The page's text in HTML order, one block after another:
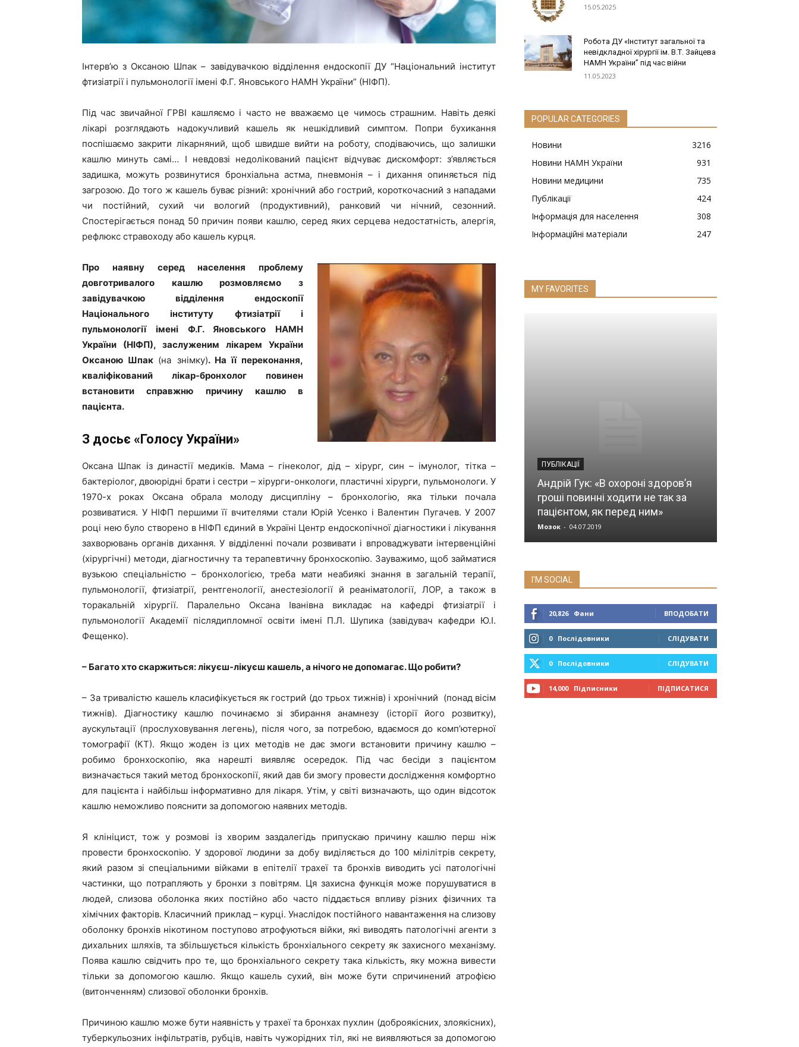
Інтерв’ю з Оксаною Шпак – завідувачкою відділення ендоскопії ДУ “Національний інститут
фтизіатрії і пульмонології імені Ф.Г. Яновського НАМН України” (НІФП).
Під час звичайної ГРВІ кашляємо і часто не вважаємо це чимось страшним. Навіть деякі
лікарі розглядають надокучливий кашель як нешкідливий симптом. Попри бухикання
поспішаємо закрити лікарняний, щоб швидше вийти на роботу, сподіваючись, що залишки
кашлю минуть самі… І невдовзі недолікований пацієнт відчуває дискомфорт: з’являється
задишка, можуть розвинутися бронхіальна астма, пневмонія – і дихання опиняється під
загрозою. До того ж кашель буває різний: хронічний або гострий, короткочасний з нападами
чи постійний, сухий чи вологий (продуктивний), ранковий чи нічний, сезонний.
Спостерігається понад 50 причин появи кашлю, серед яких серцева недостатність, алергія,
рефлюкс стравоходу або кашель курця.
Про наявну серед населення проблему
довготривалого кашлю розмовляємо з
завідувачкою відділення ендоскопії
Національного інституту фтизіатрії і
пульмонології імені Ф.Г. Яновського НАМН
України (НІФП), заслуженим лікарем України
Оксаною Шпак (на знімку). На її переконання,
кваліфікований лікар-бронхолог повинен
встановити справжню причину кашлю в
пацієнта.
З досьє «Голосу України»
Оксана Шпак із династії медиків. Мама – гінеколог, дід – хірург, син – імунолог, тітка –
бактеріолог, двоюрідні брати і сестри – хірурги-онкологи, пластичні хірурги, пульмонологи. У
1970-х роках Оксана обрала молоду дисципліну – бронхологію, яка тільки почала
розвиватися. У НІФП першими її вчителями стали Юрій Усенко і Валентин Пугачев. У 2007
році нею було створено в НІФП єдиний в Україні Центр ендоскопічної діагностики і лікування
захворювань органів дихання. У відділенні почали розвивати і впроваджувати інтервенційні
(хірургічні) методи, діагностичну та терапевтичну бронхоскопію. Зауважимо, щоб займатися
вузькою спеціальністю – бронхологією, треба мати неабиякі знання в загальній терапії,
пульмонології, фтизіатрії, рентгенології, анестезіології й реаніматології, ЛОР, а також в
торакальній хірургії. Паралельно Оксана Іванівна викладає на кафедрі фтизіатрії і
пульмонології Академії післядипломної освіти імені П.Л. Шупика (завідувач кафедри Ю.І.
Фещенко).
– Багато хто скаржиться: лікуєш-лікуєш кашель, а нічого не допомагає. Що робити?
– За тривалістю кашель класифікується як гострий (до трьох тижнів) і хронічний (понад вісім
тижнів). Діагностику кашлю починаємо зі збирання анамнезу (історії його розвитку),
аускультації (прослуховування легень), після чого, за потребою, вдаємося до комп’ютерної
томографії (КТ). Якщо жоден із цих методів не дає змоги встановити причину кашлю –
робимо бронхоскопію, яка нарешті виявляє осередок. Під час бесіди з пацієнтом
визначається такий метод бронхоскопії, який дав би змогу провести дослідження комфортно
для пацієнта і найбільш інформативно для лікаря. Утім, у світі визначають, що один відсоток
кашлю неможливо пояснити за допомогою наявних методів.
Я клініцист, тож у розмові із хворим заздалегідь припускаю причину кашлю перш ніж
провести бронхоскопію. У здорової людини за добу виділяється до 100 мілілітрів секрету,
який разом зі спеціальними війками в епітелії трахеї та бронхів виводить усі патологічні
частинки, що потрапляють у бронхи з повітрям. Ця захисна функція може порушуватися в
людей, слизова оболонка яких постійно або часто піддається впливу різних фізичних та
хімічних факторів. Класичний приклад – курці. Унаслідок постійного навантаження на слизову
оболонку бронхів нікотином поступово атрофуються війки, які виводять патологічні агенти з
дихальних шляхів, та збільшується кількість бронхіального секрету як захисного механізму.
Поява кашлю свідчить про те, що бронхіального секрету така кількість, яку можна вивести
тільки за допомогою кашлю. Якщо кашель сухий, він може бути спричинений атрофією
(витонченням) слизової оболонки бронхів.
Причиною кашлю може бути наявність у трахеї та бронхах пухлин (доброякісних, злоякісних),
туберкульозних інфільтратів, рубців, навіть чужорідних тіл, які не виявляються за допомогою
15.05.2025
Робота ДУ «Інститут загальної та
невідкладної хірургії ім. В.Т. Зайцева
НАМН України” під час війни
11.05.2023
POPULAR CATEGORIES
Новини
3216
Новини НАМН України
931
Новини медицини
735
Публікації
424
Інформація для населення
308
Інформаційні матеріали
247
MY FAVORITES
ПУБЛІКАЦІЇ
Андрій Гук: «В охороні здоров’я
гроші повинні ходити не так за
пацієнтом, як перед ним»
Мозок - 04.07.2019
I'M SOCIAL
20,826 Фани ВПОДОБАТИ
0 Послідовники СЛІДУВАТИ
0 Послідовники СЛІДУВАТИ
14,000 Підписники ПІДПИСАТИСЯ